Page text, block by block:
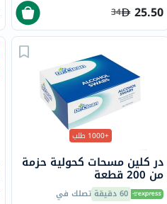
25.50
34
+1000 طلب
در كلين مسحات كحولية حزمة
من 200 قطعة
60 دقيقة تصلك في